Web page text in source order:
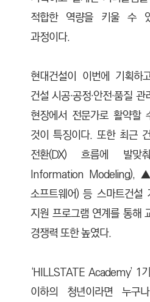
적합한 역량을 키울 수
과정이다.
현대건설이 이번에 기획
건설 시공·공정·안전·품질
현장에서 전문가로 활약할
것이 특징이다. 또한 최근
전환(DX) 흐름에 발
Information Modeling),
소프트웨어) 등 스마트건
지원 프로그램 연계를 통해
경쟁력 또한 높였다.
‘HILLSTATE Academy’ 1
이하의 청년이라면 누구